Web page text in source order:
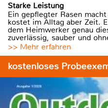
Starke Leistung
Ein gepflegter Rasen
kostet im Alltag aber Zeit.
dem Heimwerker genau
zuverlässig, sauber und
>> Mehr erfahren
kostenloses